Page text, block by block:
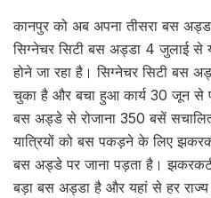
कानपुर को अब अपना तीसरा बस
सिग्नेचर सिटी बस अड्डा 4 जुलाई से
होने जा रहा है। सिग्नेचर सिटी बस
चुका है और बचा हुआ कार्य 30 जून से
बस अड्डे से रोजाना 350 बसें
यात्रियों को बस पकड़ने के लिए
बस अड्डे पर जाना पड़ता है।
बड़ा बस अड्डा है और यहां से हर